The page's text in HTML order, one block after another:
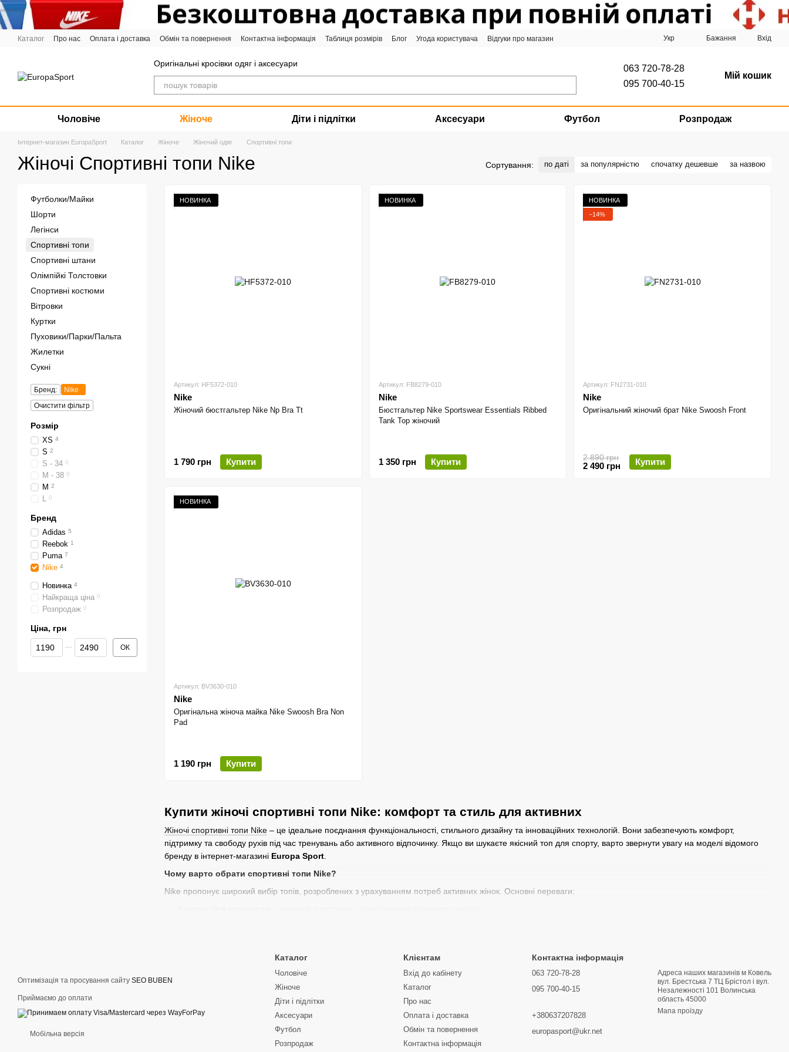
Перейти до основного контенту
Каталог Про нас Оплата і доставка Обмін та повернення Контактна інформація Таблиця розмірів Блог Угода користувача
Відгуки про магазин
Укр Бажання Вхід
Оригінальні кросівки одяг і аксесуари
063 720-78-28
095 700-40-15
Мій кошик
Чоловіче Жіноче Діти і підлітки Аксесуари Футбол Розпродаж
Інтернет-магазин EuropaSport Каталог Жіноче Жіночий одяг Спортивні топи
Жіночі Спортивні топи Nike Сортування: по даті за популярністю спочатку дешевше за назвою
Купити жіночі спортивні топи Nike: комфорт та стиль для активних
Жіночі спортивні топи Nike – це ідеальне поєднання функціональності, стильного дизайну та інноваційних технологій. Вони забезпечують комфорт,
підтримку та свободу рухів під час тренувань або активного відпочинку. Якщо ви шукаєте якісний топ для спорту, варто звернути увагу на моделі відомого
бренду в інтернет-магазині Europa Sport
Чому варто обрати спортивні топи Nike?
Nike пропонує широкий вибір топів, розроблених з урахуванням потреб активних жінок. Основні переваги:
– трендові кольори та впізнаваний логотип.
Обираючи
, ви отримуєте надійного партнера для тренувань, що підтримує вашу активність та комфорт.
Де вигідно купити оригінальний спортивний топ Nike?
В інтернет-магазині
Europa Sportпредставлений широкий асортиментжіночих топів Nike
за привабливими цінами. Зручна система пошуку та швидка
доставка дозволяють легко оформити покупку. Окрім цього, ви можете скористатися акційними пропозиціями та знижками на обрані моделі.
Не відкладайте покупку! Замовляйте спортивні топи Nike прямо зараз вEuropa Sport
НОВИНКА
Артикул: HF5372-010
Nike
Жіночий бюстгальтер Nike Np Bra Tt
1 790 грн Купити
НОВИНКА
Артикул: FB8279-010
Nike
Бюстгальтер Nike Sportswear Essentials Ribbed
Tank Top жіночий
1 350 грн Купити
НОВИНКА
−14%
Артикул: FN2731-010
Nike
Оригінальний жіночий брат Nike Swoosh Front
2 890 грн
2 490 грн Купити
НОВИНКА
Артикул: BV3630-010
Nike
Оригінальна жіноча майка Nike Swoosh Bra Non
Pad
1 190 грн Купити
Футболки/Майки
Шорти
Легінси
Спортивні топи
Спортивні штани
Олімпійкі Толстовки
Спортивні костюми
Вітровки
Куртки
Пуховики/Парки/Пальта
Жилетки
Сукні
Бренд:
Nike
Очистити фільтр
Розмір
XS 4
S 2
S - 34 0
M - 38 0
M 2
L 0
Бренд
Adidas 5
Reebok 1
Puma 7
Nike 4
Новинка 4
Найкраща ціна 0
Розпродаж 0
Ціна, грн
Від Ціна, грн
До Ціна, грн ОК
Оптимізація та просування сайту SEO BUBEN
Приймаємо до оплати
Мобільна версія
Каталог
Чоловіче
Жіноче
Діти і підлітки
Аксесуари
Футбол
Розпродаж
Клієнтам
Вхід до кабінету
Каталог
Про нас
Оплата і доставка
Обмін та повернення
Контактна інформація
Контактна інформація
063 720-78-28
095 700-40-15
+380637207828
europasport@ukr.net
Адреса наших магазинів м Ковель
вул. Брестська 7 ТЦ Брістол і вул.
Hезалежності 101 Волинська
область 45000
Мапа проїзду